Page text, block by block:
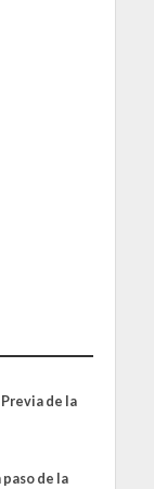
de la
paso de la